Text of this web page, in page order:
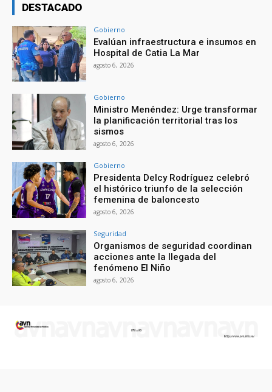
DESTACADO
Gobierno
Evalúan infraestructura e insumos en
Hospital de Catia La Mar
agosto 6, 2026
Gobierno
Ministro Menéndez: Urge transformar
la planificación territorial tras los
sismos
agosto 6, 2026
Gobierno
Presidenta Delcy Rodríguez celebró
el histórico triunfo de la selección
femenina de baloncesto
agosto 6, 2026
Seguridad
Organismos de seguridad coordinan
acciones ante la llegada del
fenómeno El Niño
agosto 6, 2026